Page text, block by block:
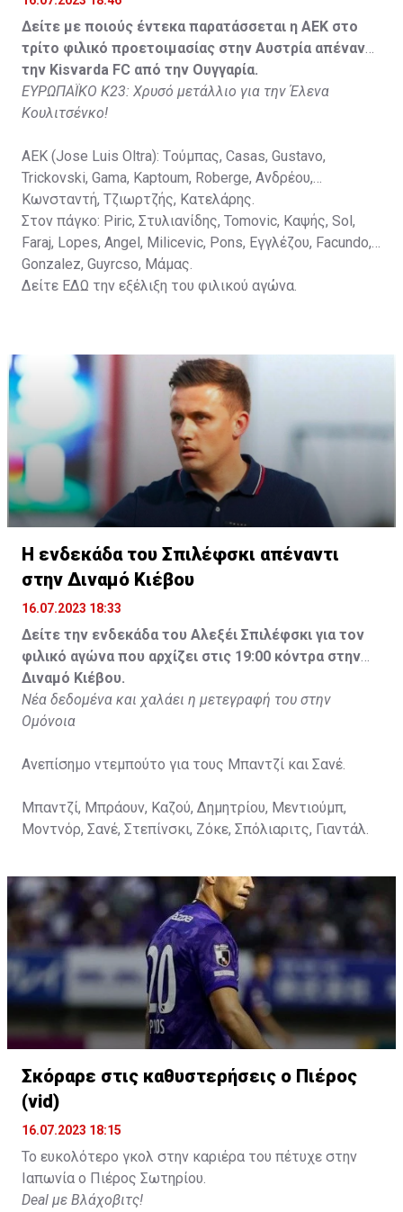
Στον πάγκο: Petkovic, Cipetic, Kovasic, Jovicic, Szeles,
Vida, Otvos, Lucas, Camas, Mesanovic.
Δείτε με ποιούς έντεκα παρατάσσεται η ΑΕΚ στο
τρίτο φιλικό προετοιμασίας στην Αυστρία απέναντι
την Kisvarda FC από την Ουγγαρία.
ΕΥΡΩΠΑΪΚΟ Κ23: Χρυσό μετάλλιο για την Έλενα
Κουλιτσένκο!
ΑΕΚ (Jose Luis Oltra): Tούμπας, Casas, Gustavo,
Trickovski, Gama, Κaptoum, Roberge, Aνδρέου,
Κωνσταντή, Τζιωρτζής, Κατελάρης.
Στον πάγκο: Piric, Στυλιανίδης, Tomovic, Καψής, Sol,
Faraj, Lopes, Angel, Milicevic, Pons, Εγγλέζου, Facundo,
Gonzalez, Guyrcso, Μάμας.
Δείτε ΕΔΩ την εξέλιξη του φιλικού αγώνα.
Η ενδεκάδα του Σπιλέφσκι απέναντι
στην Διναμό Κιέβου
16.07.2023 18:33
Δείτε την ενδεκάδα του Αλεξέι Σπιλέφσκι για τον
φιλικό αγώνα που αρχίζει στις 19:00 κόντρα στην
Διναμό Κιέβου.
Νέα δεδομένα και χαλάει η μετεγραφή του στην
Ομόνοια
Ανεπίσημο ντεμπούτο για τους Μπαντζί και Σανέ.
Μπαντζί, Μπράουν, Καζού, Δημητρίου, Μεντιούμπ,
Μοντνόρ, Σανέ, Στεπίνσκι, Ζόκε, Σπόλιαριτς, Γιαντάλ.
Σκόραρε στις καθυστερήσεις ο Πιέρος
(vid)
16.07.2023 18:15
Το ευκολότερο γκολ στην καριέρα του πέτυχε στην
Ιαπωνία ο Πιέρος Σωτηρίου.
Deal με Βλάχοβιτς!